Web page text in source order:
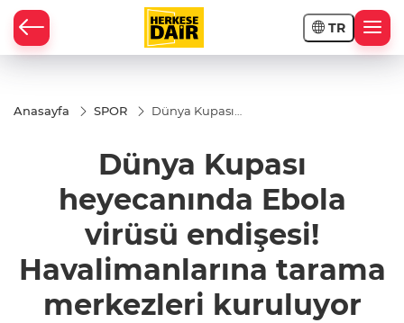
TR
Anasayfa SPOR
Dünya Kupası
Havalimanlarına
tarama
merkezleri
kuruluyor
Dünya Kupası
heyecanında Ebola
virüsü endişesi!
Havalimanlarına tarama
merkezleri kuruluyor